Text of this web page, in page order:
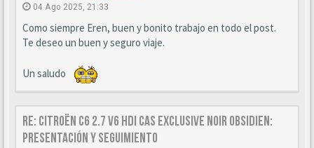
04 Ago 2025, 21:33
Como siempre Eren, buen y bonito trabajo en todo el post.
Te deseo un buen y seguro viaje.
Un saludo
Re: Citroën C6 2.7 V6 HDi CAS Exclusive Noir Obsidien:
Presentación y seguimiento